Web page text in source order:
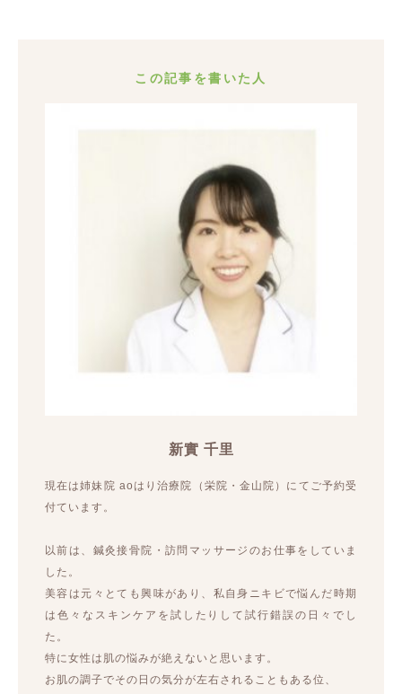
この記事を書いた人
新實 千里
現在は姉妹院 aoはり治療院（栄院・金山院）にてご予約受
付ています。
以前は、鍼灸接骨院・訪問マッサージのお仕事をしていま
した。
美容は元々とても興味があり、私自身ニキビで悩んだ時期
は色々なスキンケアを試したりして試行錯誤の日々でし
た。
特に女性は肌の悩みが絶えないと思います。
お肌の調子でその日の気分が左右されることもある位、